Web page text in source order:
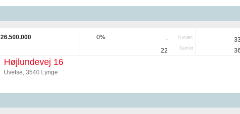
26.500.000 0% - Nuvær.
22 Samlet
Højlundevej 16
Uvelse, 3540 Lynge